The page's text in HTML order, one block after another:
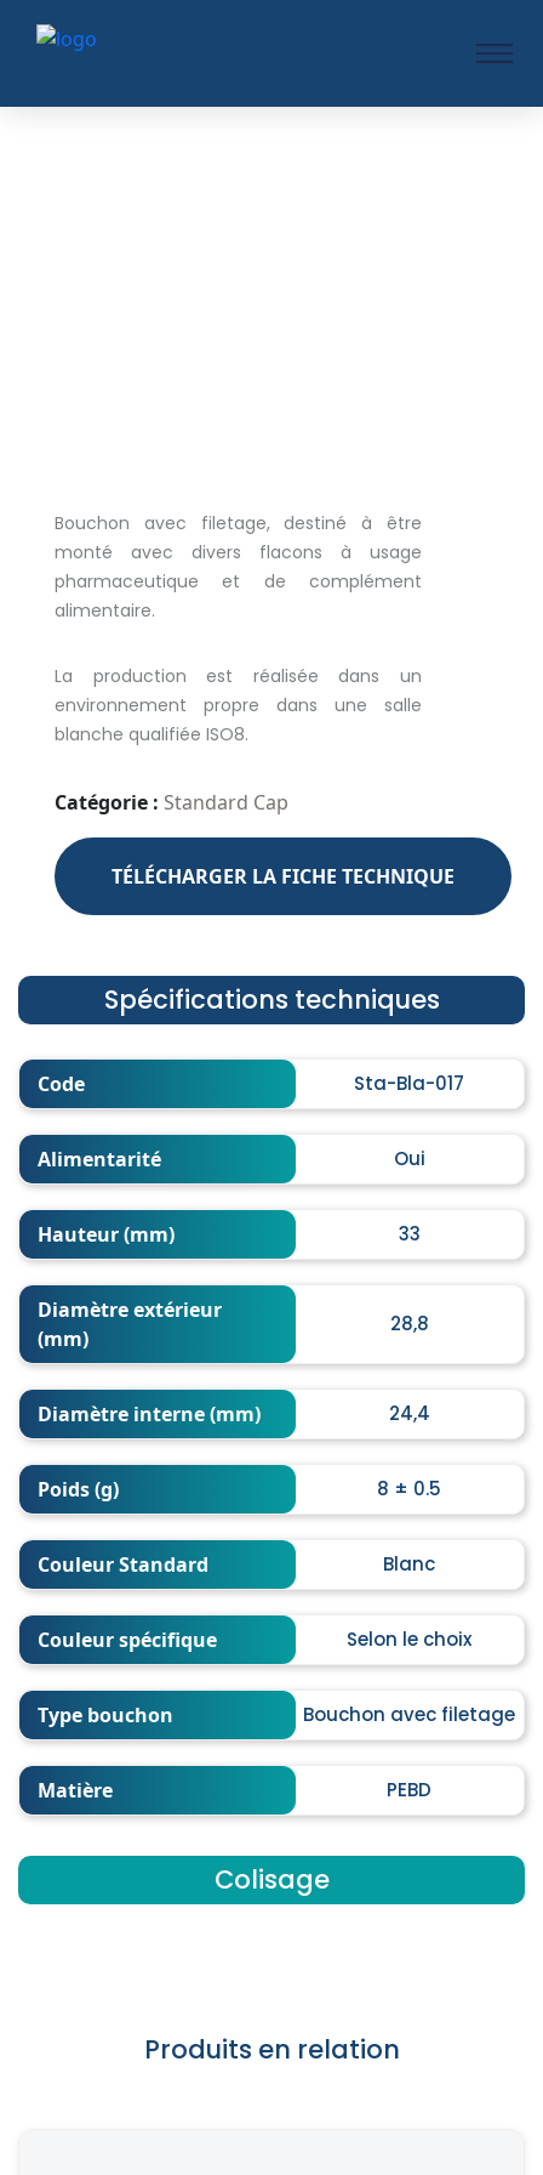
Bouchon avec filetage, destiné à être
monté avec divers flacons à usage
pharmaceutique et de complément
alimentaire.
La production est réalisée dans un
environnement propre dans une salle
blanche qualifiée ISO8.
Catégorie : Standard Cap
TÉLÉCHARGER LA FICHE TECHNIQUE
Spécifications techniques
Code Sta-Bla-017
Alimentarité Oui
Hauteur (mm) 33
Diamètre extérieur
(mm)
28,8
Diamètre interne (mm) 24,4
Poids (g) 8 ± 0.5
Couleur Standard Blanc
Couleur spécifique Selon le choix
Type bouchon Bouchon avec filetage
Matière PEBD
Colisage
Produits en relation